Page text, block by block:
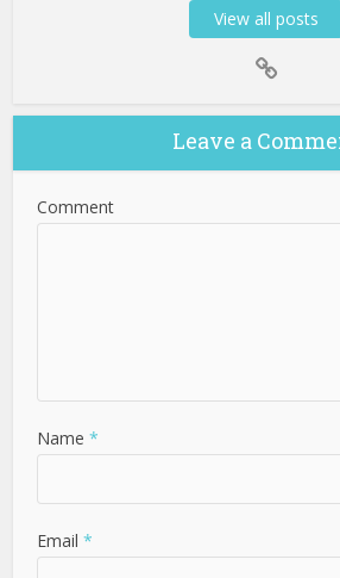
View all posts
Leave a
Comment
Name *
Email *